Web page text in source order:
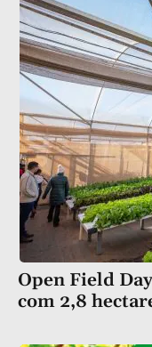
Open Field
com 2,8